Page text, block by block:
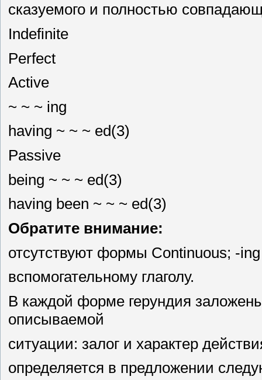
сказуемого и полностью
Indefinite
Perfect
Active
~ ~ ~ ing
having ~ ~ ~ ed(3)
Passive
being ~ ~ ~ ed(3)
having been ~ ~ ~ ed(3)
Обратите внимание:
отсутствуют формы Continuous; -
вспомогательному глаголу.
В каждой форме герундия
описываемой
ситуации: залог и характер
определяется в предложении